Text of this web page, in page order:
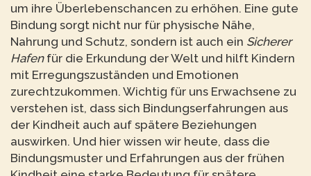
um ihre Überlebenschancen zu erhöhen. Eine gute
Bindung sorgt nicht nur für physische Nähe,
Nahrung und Schutz, sondern ist auch ein Sicherer
Hafenfür die Erkundung der Welt und hilft Kindern
mit Erregungszuständen und Emotionen
zurechtzukommen. Wichtig für uns Erwachsene zu
verstehen ist, dass sich Bindungserfahrungen aus
der Kindheit auch auf spätere Beziehungen
auswirken. Und hier wissen wir heute, dass die
Bindungsmuster und Erfahrungen aus der frühen